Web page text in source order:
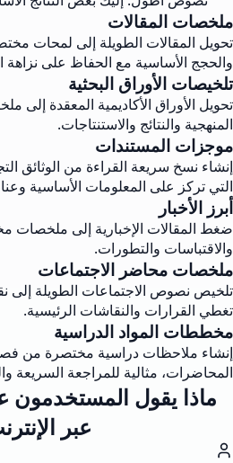
ملخصات المقالات
تحويل المقالات الطويلة إلى لمحات
والحجج الأساسية مع الحفاظ على نزاهة
تلخيصات الأوراق البحثية
تحويل الأوراق الأكاديمية المعقدة إلى
المنهجية والنتائج والاستنتاجات.
موجزات المستندات
إنشاء نسخ سريعة القراءة من الوثائق
التي تركز على المعلومات الأساسية
أبرز الأخبار
ضغط المقالات الإخبارية إلى ملخصات
والاقتباسات والتطورات.
ملخصات محاضر الاجتماعات
تلخيص نصوص الاجتماعات الطويلة إلى
تغطي القرارات والنقاشات الرئيسية.
مخططات المواد الدراسية
إنشاء ملاحظات دراسية مختصرة من
المحاضرات، مثالية للمراجعة السريعة
ماذا يقول
عبر